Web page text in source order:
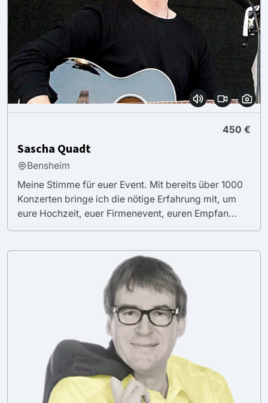
450 €
Sascha Quadt
Bensheim
Meine Stimme für euer Event. Mit bereits über 1000
Konzerten bringe ich die nötige Erfahrung mit, um
eure Hochzeit, euer Firmenevent, euren Empfan...